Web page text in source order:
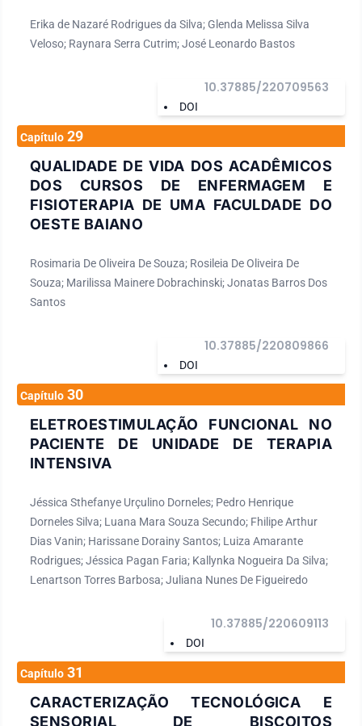
Erika de Nazaré Rodrigues da Silva; Glenda Melissa Silva
Veloso; Raynara Serra Cutrim; José Leonardo Bastos
DOI
10.37885/220709563
Capítulo 29
QUALIDADE DE VIDA DOS ACADÊMICOS
DOS CURSOS DE ENFERMAGEM E
FISIOTERAPIA DE UMA FACULDADE DO
OESTE BAIANO
Rosimaria De Oliveira De Souza; Rosileia De Oliveira De
Souza; Marilissa Mainere Dobrachinski; Jonatas Barros Dos
Santos
DOI
10.37885/220809866
Capítulo 30
ELETROESTIMULAÇÃO FUNCIONAL NO
PACIENTE DE UNIDADE DE TERAPIA
INTENSIVA
Jéssica Sthefanye Urçulino Dorneles; Pedro Henrique
Dorneles Silva; Luana Mara Souza Secundo; Fhilipe Arthur
Dias Vanin; Harissane Dorainy Santos; Luiza Amarante
Rodrigues; Jéssica Pagan Faria; Kallynka Nogueira Da Silva;
Lenartson Torres Barbosa; Juliana Nunes De Figueiredo
DOI
10.37885/220609113
Capítulo 31
CARACTERIZAÇÃO TECNOLÓGICA E
SENSORIAL DE BISCOITOS